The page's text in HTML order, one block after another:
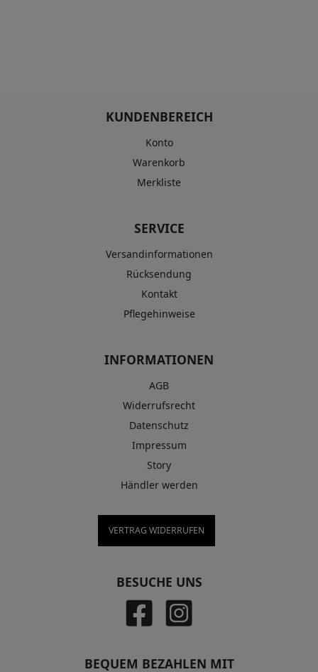
KUNDENBEREICH
Konto
Warenkorb
Merkliste
SERVICE
Versandinformationen
Rücksendung
Kontakt
Pflegehinweise
INFORMATIONEN
AGB
Widerrufsrecht
Datenschutz
Impressum
Story
Händler werden
VERTRAG WIDERRUFEN
BESUCHE UNS
BEQUEM BEZAHLEN MIT